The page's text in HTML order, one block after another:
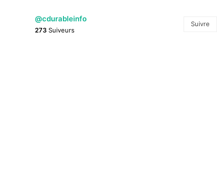
@cdurableinfo
273 Suiveurs
Suivre